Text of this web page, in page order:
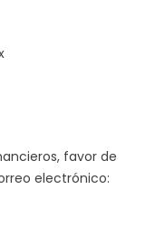
favor de
electrónico: